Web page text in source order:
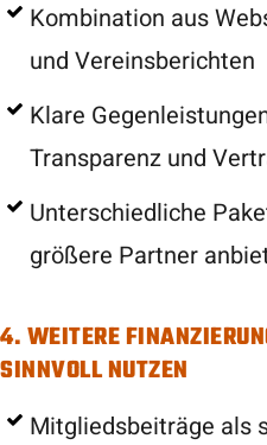
Kombination aus
und Vereinsberichten
Klare
Transparenz und
Unterschiedliche
größere Partner
4. WEITERE
SINNVOLL NUTZEN
Mitgliedsbeiträge als